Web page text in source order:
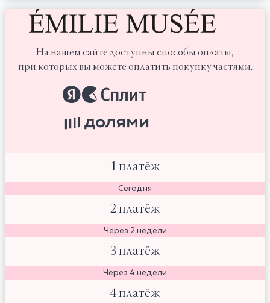
На нашем сайте доступны способы оплаты,
при которых вы можете оплатить покупку частями.
1 платёж
Сегодня
2 платёж
Через 2 недели
3 платёж
Через 4 недели
4 платёж